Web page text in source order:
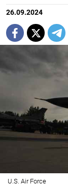
26.09.2024
U.S. Air Force